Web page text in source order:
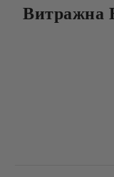
Витражна